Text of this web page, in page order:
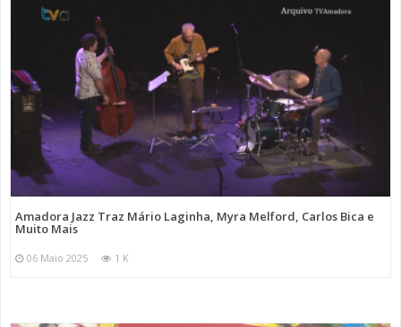
Amadora Jazz Traz Mário Laginha, Myra Melford, Carlos Bica e
Muito Mais
06 Maio 2025 1 K